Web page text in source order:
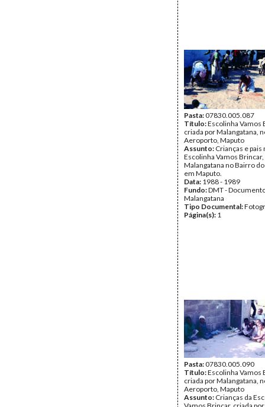
Pasta:07830.005.087
Título:Escolinha Vamos
criada por Malangatana,
Aeroporto, Maputo
Assunto: Crianças e pais
Escolinha Vamos
Malangatana no Bairro
em Maputo.
Data: 1988 - 1989
Fundo:DMT -
Malangatana
Tipo Documental:
Página(s): 1
Pasta:07830.005.090
Título:Escolinha Vamos
criada por Malangatana,
Aeroporto, Maputo
Assunto: Crianças da